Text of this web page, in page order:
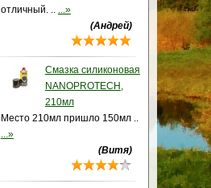
отличный. .. ...»
(Андрей)
Смазка силиконовая
NANOPROTECH,
210мл
Место 210мл пришло 150мл ..
...»
(Витя)